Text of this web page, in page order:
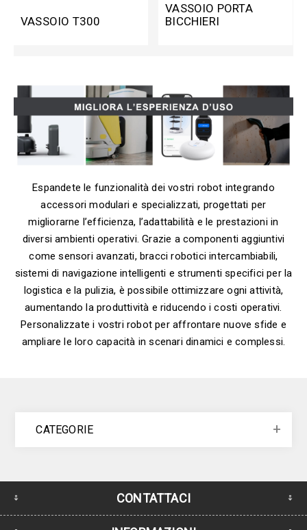
VASSOIO T300
VASSOIO PORTA
BICCHIERI
Espandete le funzionalità dei vostri robot integrando
accessori modulari e specializzati, progettati per
migliorarne l’efficienza, l’adattabilità e le prestazioni in
diversi ambienti operativi. Grazie a componenti aggiuntivi
come sensori avanzati, bracci robotici intercambiabili,
sistemi di navigazione intelligenti e strumenti specifici per la
logistica e la pulizia, è possibile ottimizzare ogni attività,
aumentando la produttività e riducendo i costi operativi.
Personalizzate i vostri robot per affrontare nuove sfide e
ampliare le loro capacità in scenari dinamici e complessi.
CATEGORIE
CONTATTACI